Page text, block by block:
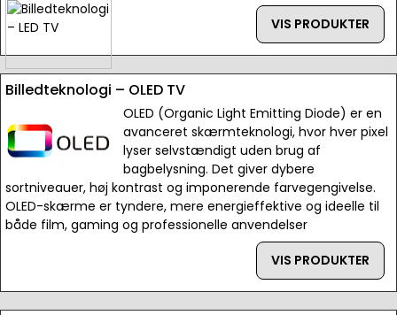
VIS PRODUKTER
Billedteknologi – OLED TV
OLED (Organic Light Emitting Diode) er en
avanceret skærmteknologi, hvor hver pixel
lyser selvstændigt uden brug af
bagbelysning. Det giver dybere
sortniveauer, høj kontrast og imponerende farvegengivelse.
OLED-skærme er tyndere, mere energieffektive og ideelle til
både film, gaming og professionelle anvendelser
VIS PRODUKTER